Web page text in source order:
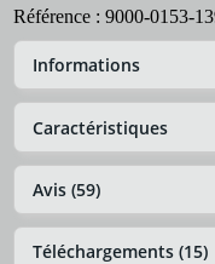
Référence : 9000-0153-
Informations
Caractéristiques
Avis (59)
Téléchargements (15)